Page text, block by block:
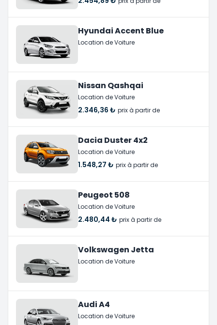
Hyundai Accent Blue
Location de Voiture
Nissan Qashqai
Location de Voiture
2.346,36 ₺ prix à partir de
Dacia Duster 4x2
Location de Voiture
1.548,27 ₺ prix à partir de
Peugeot 508
Location de Voiture
2.480,44 ₺ prix à partir de
Volkswagen Jetta
Location de Voiture
Audi A4
Location de Voiture